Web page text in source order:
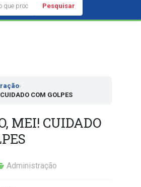
Pesquisar
›
COM GOLPES
MEI! CUIDADO
Administração